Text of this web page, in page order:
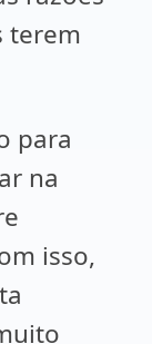
terem
para
na
isso,